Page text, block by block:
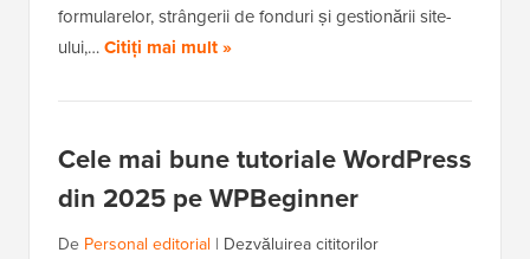
formularelor, strângerii de fonduri și gestionării site-
ului,…Citiți mai mult »
Cele mai bune tutoriale WordPress
din 2025 pe WPBeginner
De Personal editorial | Dezvăluirea cititorilor